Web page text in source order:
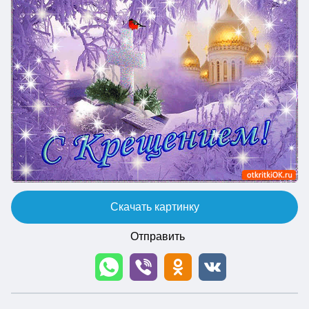
Скачать картинку
Отправить